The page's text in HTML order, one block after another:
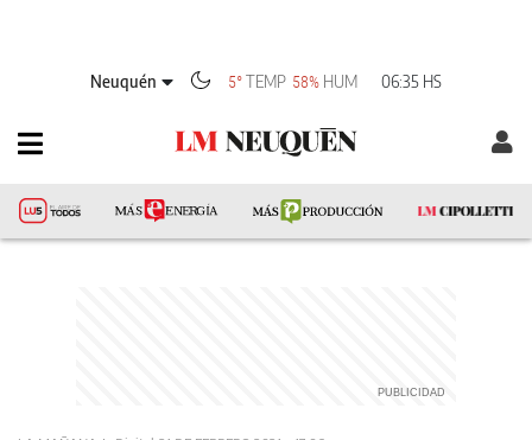
Neuquén 5° TEMP 58% HUM 06:35 HS